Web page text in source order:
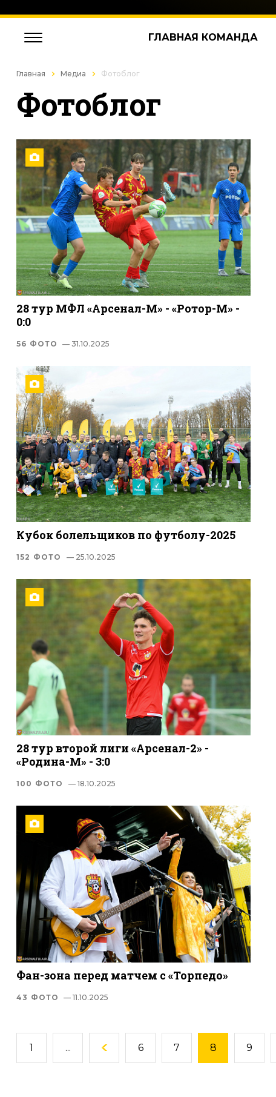
ГЛАВНАЯ КОМАНДА
Главная Медиа Фотоблог
Фотоблог
28 тур МФЛ «Арсенал-М» - «Ротор-М» -
0:0
56 ФОТО — 31.10.2025
Кубок болельщиков по футболу-2025
152 ФОТО — 25.10.2025
28 тур второй лиги «Арсенал-2» -
«Родина-М» - 3:0
100 ФОТО — 18.10.2025
Фан-зона перед матчем с «Торпедо»
43 ФОТО — 11.10.2025
1 ... 6 7 8 9